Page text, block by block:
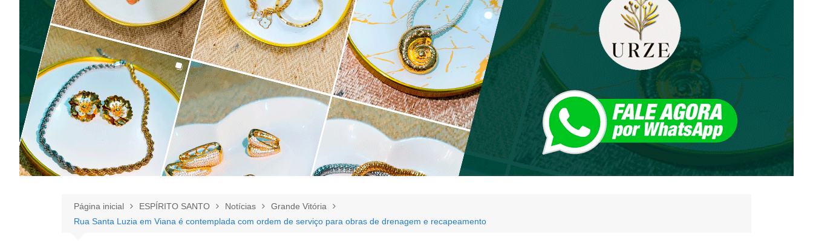
Página inicial ESPÍRITO SANTO Notícias
Grande Vitória
Rua Santa Luzia em Viana é contemplada com ordem de serviço para obras de drenagem e recapeamento